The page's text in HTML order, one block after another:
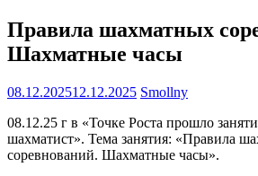
Правила шахматных
Шахматные часы
08.12.202512.12.2025 Smollny
08.12.25 г в «Точке Роста прошло
шахматист». Тема занятия: «Правила
соревнований. Шахматные часы».